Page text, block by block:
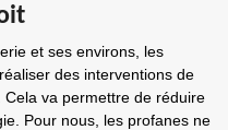
et ses environs, les
des interventions de
va permettre de réduire
Pour nous, les profanes ne